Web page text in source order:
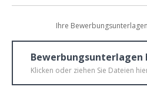
Ihre
Bewerbungsunterlagen
Klicken oder ziehen Sie Dateien